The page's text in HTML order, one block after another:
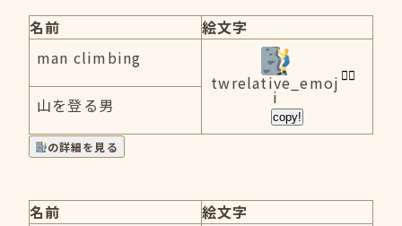
名前
絵文字
man climbing
twrelative_emoj
i
copy!
山を登る男
の詳細を見る
名前
絵文字